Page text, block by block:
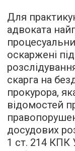
Для
адвоката
оскаржені
скарга на
прокурора,
відомостей
досудових
1 ст. 214 КПК